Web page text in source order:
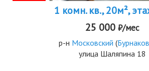
1 комн. кв., 20м²,
25 000 ₽/мес
р-н Московский (
улица Шаляпина 18